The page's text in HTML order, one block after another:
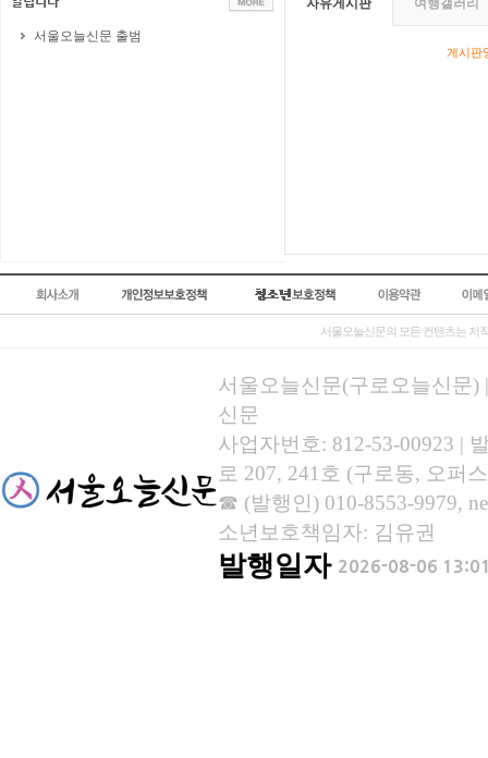
서울오늘신문 출범
자유게시판 여행갤러리
게시판
서울오늘신문의 모든 컨텐츠는 저
서울오늘신문(구로오늘신문)
신문
사업자번호: 812-53-00923 |
로 207, 241호 (구로동, 오퍼
☎ (발행인) 010-8553-9979,
소년보호책임자: 김유권
발행일자